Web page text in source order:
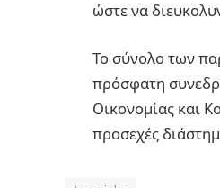
ώστε να
Το σύνολο των
πρόσφατη
Οικονομίας και
προσεχές